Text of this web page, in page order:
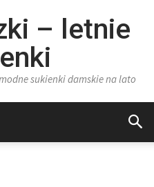
– letnie
sukienki damskie na lato